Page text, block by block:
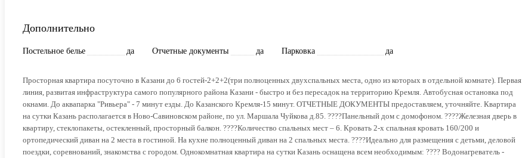
Дополнительно
Постельное белье да Отчетные документы да Парковка да
Просторная квартира посуточно в Казани до 6 гостей-2+2+2(три полноценных двухспальных места, одно из которых в отдельной комнате). Первая
линия, развитая инфраструктура самого популярного района Казани - быстро и без пересадок на территорию Кремля. Автобусная остановка под
окнами. До аквапарка "Ривьера" - 7 минут езды. До Казанского Кремля-15 минут. ОТЧЕТНЫЕ ДОКУМЕНТЫ предоставляем, уточняйте. Квартира
на сутки Казань располагается в Ново-Савиновском районе, по ул. Маршала Чуйкова д.85. ????Панельный дом с домофоном. ????Железная дверь в
квартиру, стеклопакеты, остекленный, просторный балкон. ????Количество спальных мест – 6. Кровать 2-х спальная кровать 160/200 и
ортопедический диван на 2 места в гостиной. На кухне полноценный диван на 2 спальных места. ????Идеально для размещения с детьми, деловой
поездки, соревнований, знакомства с городом. Однокомнатная квартира на сутки Казань оснащена всем необходимым: ???? Водонагреватель -